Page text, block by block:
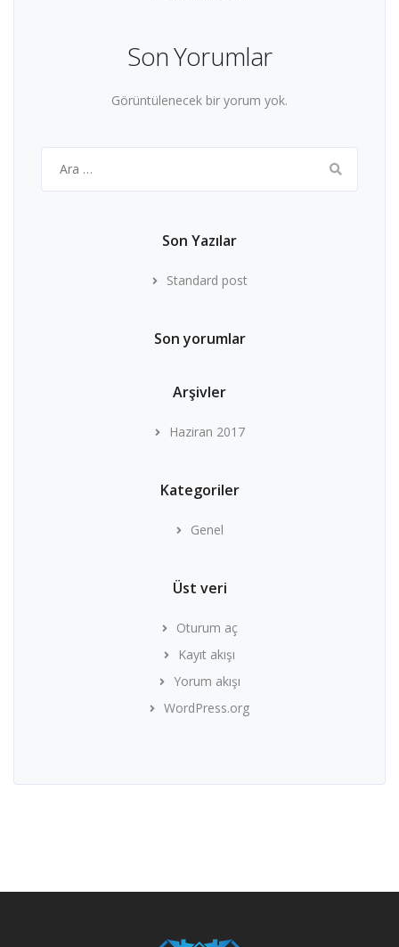
Son Yorumlar
Görüntülenecek bir yorum yok.
Son Yazılar
Standard post
Son yorumlar
Arşivler
Haziran 2017
Kategoriler
Genel
Üst veri
Oturum aç
Kayıt akışı
Yorum akışı
WordPress.org